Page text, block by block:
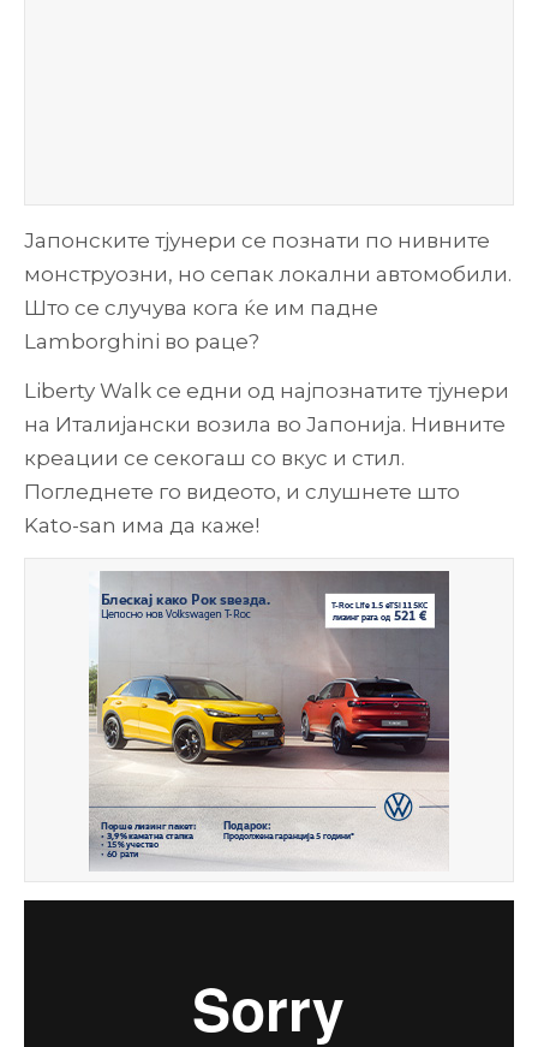
Јапонските тјунери се познати по нивните
монструозни, но сепак локални автомобили.
Што се случува кога ќе им падне
Lamborghini во раце?
Liberty Walk се едни од најпознатите тјунери
на Италијански возила во Јапонија. Нивните
креации се секогаш со вкус и стил.
Погледнете го видеото, и слушнете што
Kato-san има да каже!